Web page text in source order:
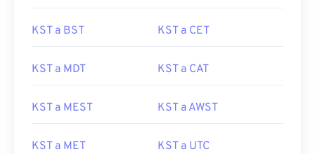
KST a BST KST a CET
KST a MDT KST a CAT
KST a MEST KST a AWST
KST a MET KST a UTC